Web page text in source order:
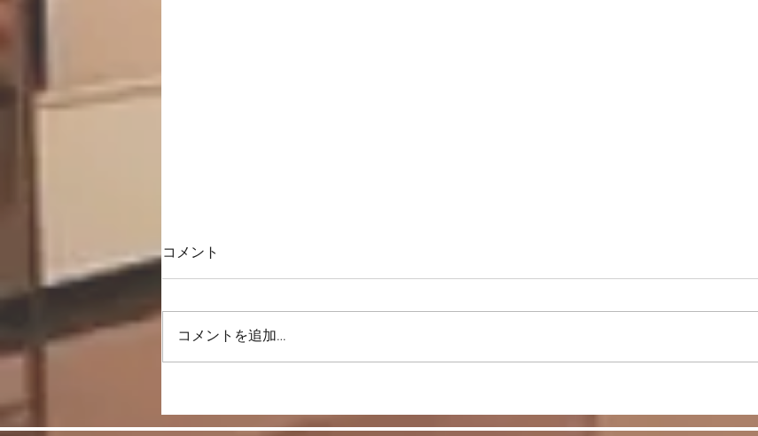
＜お稽古動画＞
う♪＜お稽古動画＞
コメント
コメントを追加…